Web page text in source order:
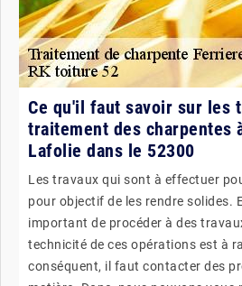
Ce qu'il faut savoir sur les
traitement des charpentes
Lafolie dans le 52300
Les travaux qui sont à effectuer
pour objectif de les rendre solides.
important de procéder à des
technicité de ces opérations est à
conséquent, il faut contacter des